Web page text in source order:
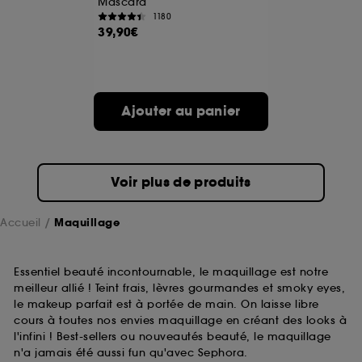
1180
39,90€
Ajouter au panier
Voir plus de produits
Accueil Maquillage
Essentiel beauté incontournable, le maquillage est notre
meilleur allié ! Teint frais, lèvres gourmandes et smoky eyes,
le makeup parfait est à portée de main. On laisse libre
cours à toutes nos envies maquillage en créant des looks à
l'infini ! Best-sellers ou nouveautés beauté, le maquillage
n'a jamais été aussi fun qu'avec Sephora.
A l'exception des cookies techniques, le dépôt et la
choix" ci-dessous ou décider de "tout accepter".
Sephora pourra associer les informations de
navigation collectées par ces Cookies, pour les
sur "continuer sans accepter". Voous pouvez à tout
moment choisir de retirer votrte consentement. Si vous
souhaitez obtenir plus d'information sur les cookies